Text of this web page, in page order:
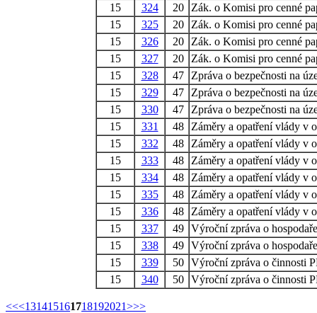
15
324 20
Zák. o Komisi pro cenné
15
325 20
Zák. o Komisi pro cenné
15
326 20
Zák. o Komisi pro cenné
15
327 20
Zák. o Komisi pro cenné
15
328 47
Zpráva o bezpečnosti na
15
329 47
Zpráva o bezpečnosti na
15
330 47
Zpráva o bezpečnosti na
15
331 48
Záměry a opatření vlády v
15
332 48
Záměry a opatření vlády v
15
333 48
Záměry a opatření vlády v
15
334 48
Záměry a opatření vlády v
15
335 48
Záměry a opatření vlády v
15
336 48
Záměry a opatření vlády v
15
337 49 Výroční zpráva o
15
338 49 Výroční zpráva o
15
339 50 Výroční zpráva o činnosti
15
340 50 Výroční zpráva o činnosti
<<<131415161718192021>>>